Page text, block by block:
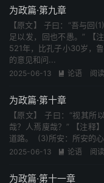
为政篇·第九章
【原文】 子曰：“吾与回
足以发，回也不愚。” 【
521年，比孔子小30岁，
的意见和问...
2025-06-13  论语 阅
为政篇·第十章
【原文】 子曰：“视其
哉？人焉廋哉？” 【注释
道路。 (3)所安：所安的
2025-06-13  论语 阅
为政篇·第十一章